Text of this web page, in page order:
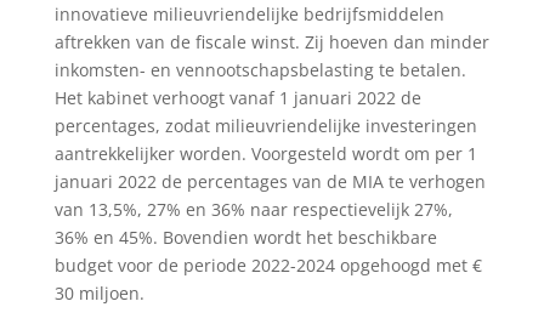
innovatieve milieuvriendelijke bedrijfsmiddelen
aftrekken van de fiscale winst. Zij hoeven dan minder
inkomsten- en vennootschapsbelasting te betalen.
Het kabinet verhoogt vanaf 1 januari 2022 de
percentages, zodat milieuvriendelijke investeringen
aantrekkelijker worden. Voorgesteld wordt om per 1
januari 2022 de percentages van de MIA te verhogen
van 13,5%, 27% en 36% naar respectievelijk 27%,
36% en 45%. Bovendien wordt het beschikbare
budget voor de periode 2022-2024 opgehoogd met €
30 miljoen.